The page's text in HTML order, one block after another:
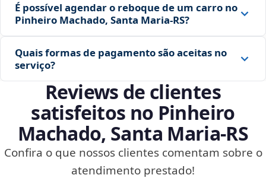
É possível agendar o reboque de um carro no
Pinheiro Machado, Santa Maria‑RS?
Quais formas de pagamento são aceitas no
serviço?
Reviews de clientes
satisfeitos no Pinheiro
Machado, Santa Maria‑RS
Confira o que nossos clientes comentam sobre o
atendimento prestado!